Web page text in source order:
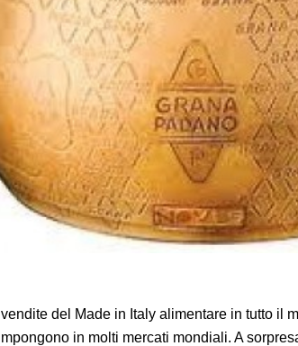
del Made in Italy alimentare in tutto il
in molti mercati mondiali. A